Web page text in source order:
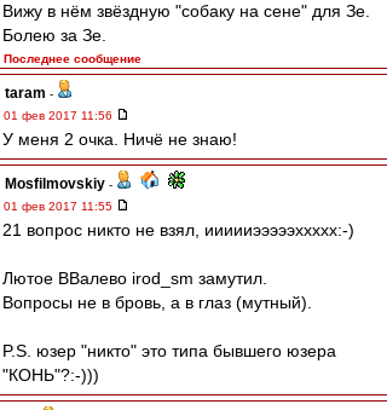
Вижу в нём звёздную "собаку на сене" для Зе.
Болею за Зе.
Последнее сообщение
taram -
01 фев 2017 11:56
У меня 2 очка. Ничё не знаю!
Mosfilmovskiy -
01 фев 2017 11:55
21 вопрос никто не взял, иииииэээээххххх:-)
Лютое ВВалево irod_sm замутил.
Вопросы не в бровь, а в глаз (мутный).
P.S. юзер "никто" это типа бывшего юзера
"КОНЬ"?:-)))